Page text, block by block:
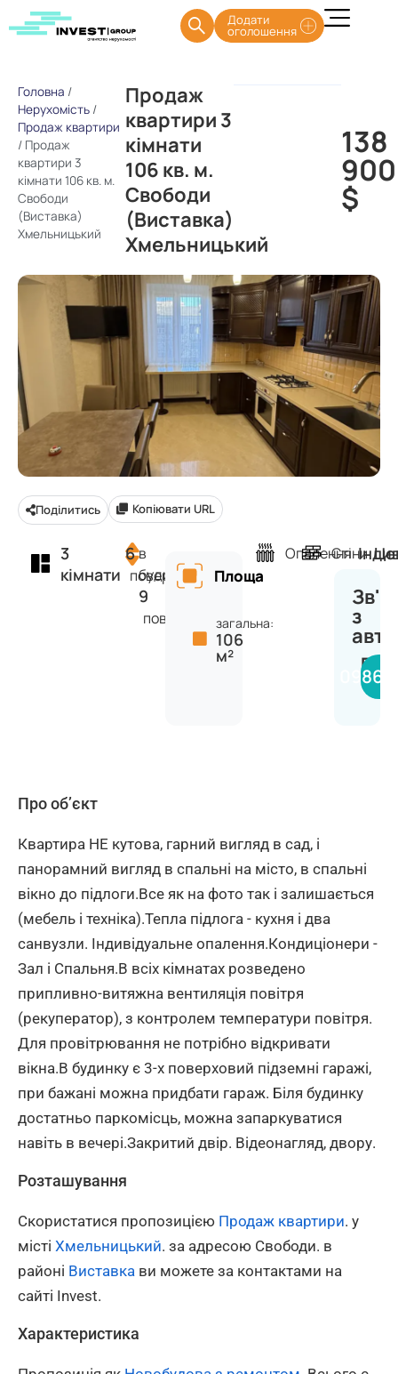
Додати
оголошення
Головна /
Нерухомість /
Продаж квартири
/ Продаж
квартири 3
кімнати 106 кв. м.
Свободи
(Виставка)
Хмельницький
Продаж
квартири 3
кімнати
106 кв. м.
Свободи
(Виставка)
Хмельницький
138
900
$
Поділитись Копіювати URL
3
кімнати
6
поверх
в
будинку
9
поверхів
Площа
загальна:
106
м²
ОпаленняСтіни
з
Про об’єкт
Квартира НЕ кутова, гарний вигляд в сад, і
панорамний вигляд в спальні на місто, в спальні
вікно до підлоги.Все як на фото так і залишається
(мебель і техніка).Тепла підлога - кухня і два
санвузли. Індивідуальне опалення.Кондиціонери -
Зал і Спальня.В всіх кімнатах розведено
припливно-витяжна вентиляція повітря
(рекуператор), з контролем температури повітря.
Для провітрювання не потрібно відкривати
вікна.В будинку є 3-х поверховий підземні гаражі,
при бажані можна придбати гараж. Біля будинку
достатньо паркомісць, можна запаркуватися
навіть в вечері.Закритий двір. Відеонагляд, двору.
Розташування
Скористатися пропозицією Продаж квартири. у
місті Хмельницький. за адресою Свободи. в
районі Виставка ви можете за контактами на
сайті Invest.
Характеристика